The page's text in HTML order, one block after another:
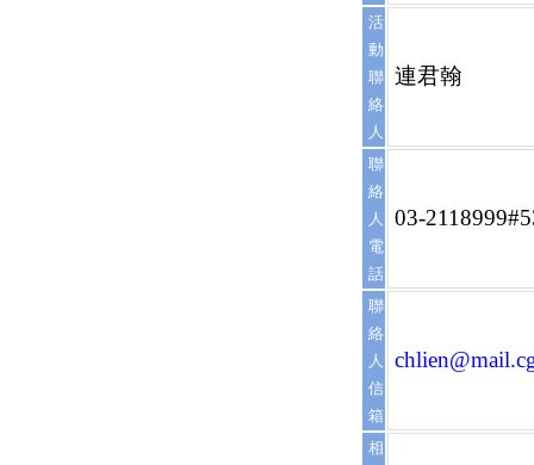
活
動
聯
絡
人
連君翰
聯
絡
人
電
話
03-
聯
絡
人
信
箱
相